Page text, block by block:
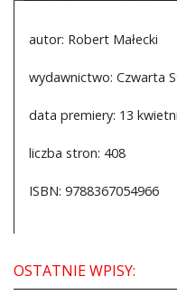
autor: Robert Małecki
wydawnictwo: Czwarta
data premiery: 13
liczba stron: 408
ISBN: 9788367054966
OSTATNIE WPISY: